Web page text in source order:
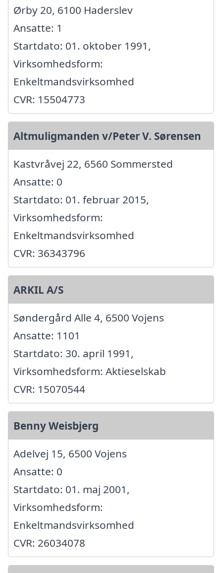
Ørby 20, 6100 Haderslev
Ansatte: 1
Startdato: 01. oktober 1991,
Virksomhedsform:
Enkeltmandsvirksomhed
CVR: 15504773
Altmuligmanden v/Peter V. Sørensen
Kastvråvej 22, 6560 Sommersted
Ansatte: 0
Startdato: 01. februar 2015,
Virksomhedsform:
Enkeltmandsvirksomhed
CVR: 36343796
ARKIL A/S
Søndergård Alle 4, 6500 Vojens
Ansatte: 1101
Startdato: 30. april 1991,
Virksomhedsform: Aktieselskab
CVR: 15070544
Benny Weisbjerg
Adelvej 15, 6500 Vojens
Ansatte: 0
Startdato: 01. maj 2001,
Virksomhedsform:
Enkeltmandsvirksomhed
CVR: 26034078